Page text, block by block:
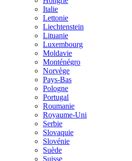
Italie
Lettonie
Liechtenstein
Lituanie
Luxembourg
Moldavie
Monténégro
Norvège
Pays-Bas
Pologne
Portugal
Roumanie
Royaume-Uni
Serbie
Slovaquie
Slovénie
Suède
Suisse